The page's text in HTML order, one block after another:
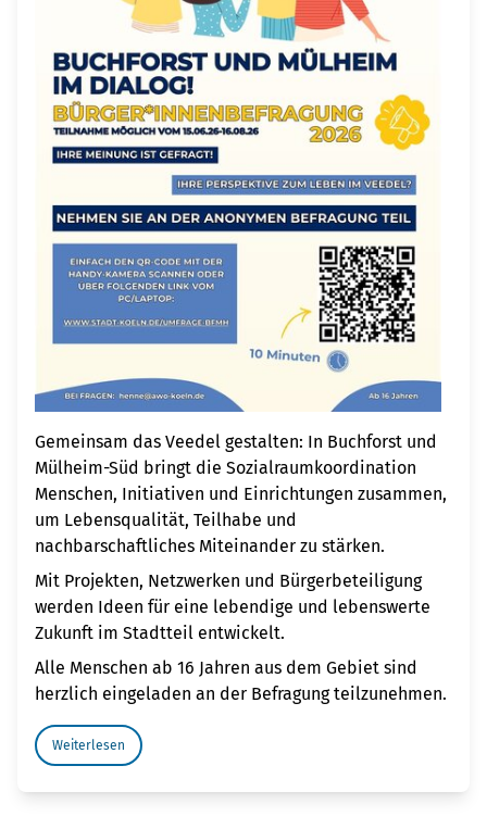
Gemeinsam das Veedel gestalten: In Buchforst und
Mülheim-Süd bringt die Sozialraumkoordination
Menschen, Initiativen und Einrichtungen zusammen,
um Lebensqualität, Teilhabe und
nachbarschaftliches Miteinander zu stärken.
Mit Projekten, Netzwerken und Bürgerbeteiligung
werden Ideen für eine lebendige und lebenswerte
Zukunft im Stadtteil entwickelt.
Alle Menschen ab 16 Jahren aus dem Gebiet sind
herzlich eingeladen an der Befragung teilzunehmen.
Weiterlesen